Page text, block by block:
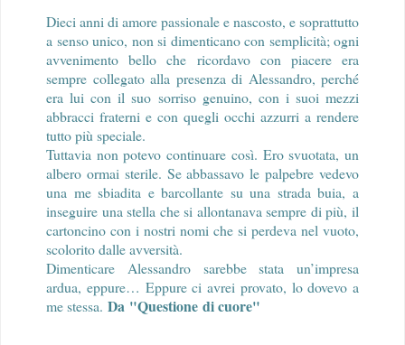
Dieci anni di amore passionale e nascosto, e soprattutto
a senso unico, non si dimenticano con semplicità; ogni
avvenimento bello che ricordavo con piacere era
sempre collegato alla presenza di Alessandro, perché
era lui con il suo sorriso genuino, con i suoi mezzi
abbracci fraterni e con quegli occhi azzurri a rendere
tutto più speciale.
Tuttavia non potevo continuare così. Ero svuotata, un
albero ormai sterile. Se abbassavo le palpebre vedevo
una me sbiadita e barcollante su una strada buia, a
inseguire una stella che si allontanava sempre di più, il
cartoncino con i nostri nomi che si perdeva nel vuoto,
scolorito dalle avversità.
Dimenticare Alessandro sarebbe stata un’impresa
ardua, eppure… Eppure ci avrei provato, lo dovevo a
me stessa. Da "Questione di cuore"